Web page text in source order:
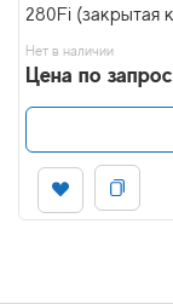
280Fi (закрытая
Нет в наличии
Цена по